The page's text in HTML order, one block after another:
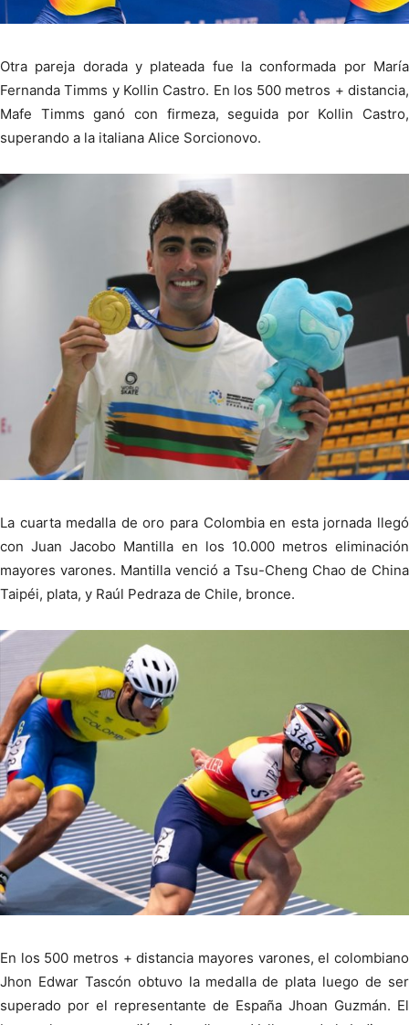
Otra pareja dorada y plateada fue la conformada por María
Fernanda Timms y Kollin Castro. En los 500 metros + distancia,
Mafe Timms ganó con firmeza, seguida por Kollin Castro,
superando a la italiana Alice Sorcionovo.
La cuarta medalla de oro para Colombia en esta jornada llegó
con Juan Jacobo Mantilla en los 10.000 metros eliminación
mayores varones. Mantilla venció a Tsu-Cheng Chao de China
Taipéi, plata, y Raúl Pedraza de Chile, bronce.
En los 500 metros + distancia mayores varones, el colombiano
Jhon Edwar Tascón obtuvo la medalla de plata luego de ser
superado por el representante de España Jhoan Guzmán. El